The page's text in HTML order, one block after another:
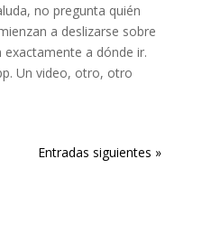
no pregunta quién
a deslizarse sobre
a dónde ir.
Un video, otro, otro
Entradas siguientes »